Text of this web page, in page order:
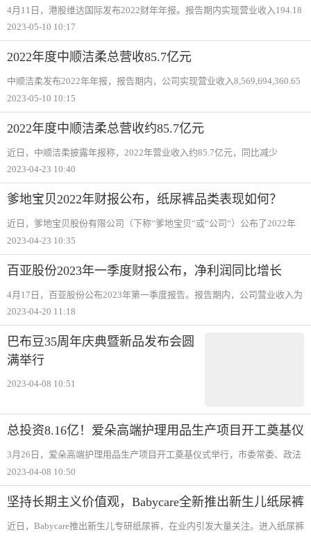
4月11日，港股维达国际发布2022财年年报。报告期内实现营业收入194.18
亿港元，同比增长3.97%，归属母公司净利润7.06亿港元，同比下降
股公司，主要从事销
2023-05-10 10:17
2022年度中顺洁柔总营收85.7亿元
中顺洁柔发布2022年年报，报告期内，公司实现营业收入8,569,694,360.65
元，同比下降6.34%；实现归属于上市公司股东的净利润351,978,911.64
2023-05-10 10:15
2022年度中顺洁柔总营收约85.7亿元
近日，中顺洁柔披露年报称，2022年营业收入约85.7亿元，同比减少
6.34%；归属于上市公司股东的净利润3.5亿元，同比减少39.77%。同日，
元，同比增长9.35%，归属
2023-04-23 10:40
爹地宝贝2022年财报公布，纸尿裤品类表现如何？
近日，爹地宝贝股份有限公司（下称“爹地宝贝“或“公司“）公布了2022年
度业绩，财报显示，2021年公司营业收入约为2.89亿元，较去年同期下降
下降391.01
2023-04-23 10:35
百亚股份2023年一季度财报公布，净利润同比增长
44.6%
4月17日，百亚股份公布2023年第一季度报告。报告期内，公司营业收入为
5.23亿元，同比增长20.99%；归属于上市公司股东的净利润8012.93万元，
和成人失禁用
2023-04-20 11:18
巴布豆35周年庆典暨新品发布会圆
满举行
2023-04-08 10:51
总投资8.16亿！爱朵高端护理用品生产项目开工奠基仪
式举行
3月26日，爱朵高端护理用品生产项目开工奠基仪式举行，市委常委、政法
委书记王世波，爱朵护理股份有限公司集团董事长张东，爱朵护理股份有
协主席蒋飞鸿，临
2023-04-08 10:50
坚持长期主义价值观，Babycare全新推出新生儿纸尿裤
近日，Babycare推出新生儿专研纸尿裤，在业内引发大量关注。进入纸尿裤